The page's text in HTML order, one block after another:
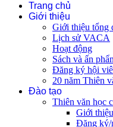
Trang chủ
Giới thiệu
Giới thiệu tổng
Lịch sử VACA
Hoạt động
Sách và ấn
Đăng ký hội
20 năm Thiên
Đào tạo
Thiên văn học
Giới
Đăng ký/